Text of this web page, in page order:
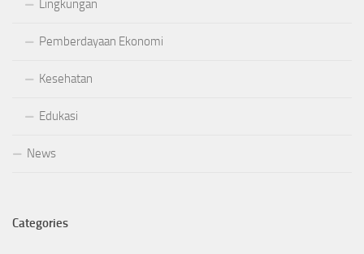
Lingkungan
Pemberdayaan Ekonomi
Kesehatan
Edukasi
News
Categories